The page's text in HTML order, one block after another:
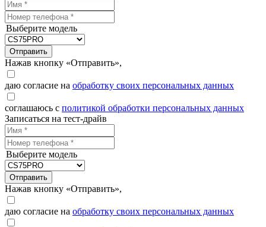
Выберите модель
Отправить
Нажав кнопку «Отправить»,
даю согласие на обработку своих персональных данных
соглашаюсь с политикой обработки персональных данных
Записаться на тест-драйв
Выберите модель
Отправить
Нажав кнопку «Отправить»,
даю согласие на обработку своих персональных данных